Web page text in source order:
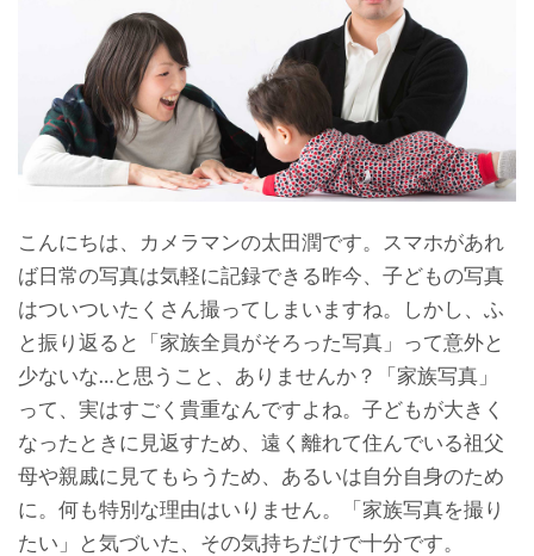
こんにちは、カメラマンの太田潤です。スマホがあれ
ば日常の写真は気軽に記録できる昨今、子どもの写真
はついついたくさん撮ってしまいますね。しかし、ふ
と振り返ると「家族全員がそろった写真」って意外と
少ないな…と思うこと、ありませんか？「家族写真」
って、実はすごく貴重なんですよね。子どもが大きく
なったときに見返すため、遠く離れて住んでいる祖父
母や親戚に見てもらうため、あるいは自分自身のため
に。何も特別な理由はいりません。「家族写真を撮り
たい」と気づいた、その気持ちだけで十分です。